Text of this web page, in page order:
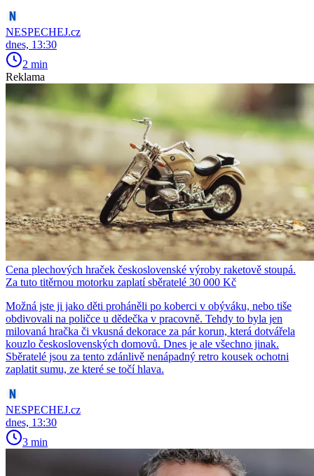
NESPECHEJ.cz
dnes, 13:30
2 min
Reklama
Cena plechových hraček československé výroby raketově stoupá.
Za tuto titěrnou motorku zaplatí sběratelé 30 000 Kč
Možná jste ji jako děti proháněli po koberci v obýváku, nebo tiše
obdivovali na poličce u dědečka v pracovně. Tehdy to byla jen
milovaná hračka či vkusná dekorace za pár korun, která dotvářela
kouzlo československých domovů. Dnes je ale všechno jinak.
Sběratelé jsou za tento zdánlivě nenápadný retro kousek ochotni
zaplatit sumu, ze které se točí hlava.
NESPECHEJ.cz
dnes, 13:30
3 min